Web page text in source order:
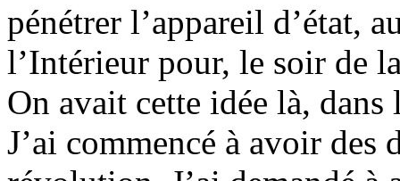
pénétrer l’appareil d’état,
l’Intérieur pour, le soir de
On avait cette idée là,
J’ai commencé à avoir des